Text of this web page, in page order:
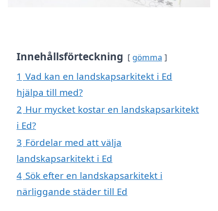
Innehållsförteckning gömma
1 Vad kan en landskapsarkitekt i Ed
hjälpa till med?
2 Hur mycket kostar en landskapsarkitekt
i Ed?
3 Fördelar med att välja
landskapsarkitekt i Ed
4 Sök efter en landskapsarkitekt i
närliggande städer till Ed